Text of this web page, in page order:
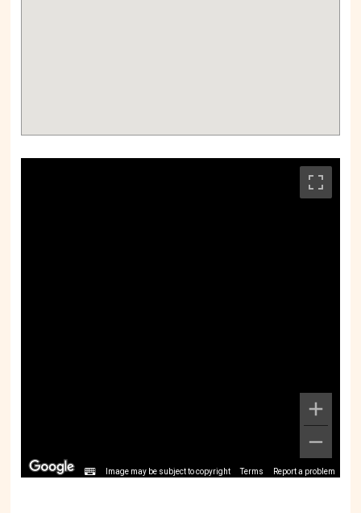
Image may be subject to copyright Terms Report a problem